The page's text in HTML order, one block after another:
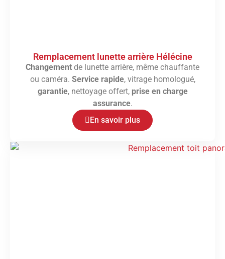
Remplacement lunette arrière Hélécine
Changement de lunette arrière, même chauffante
ou caméra. Service rapide, vitrage homologué,
garantie, nettoyage offert, prise en charge
assurance.
En savoir plus